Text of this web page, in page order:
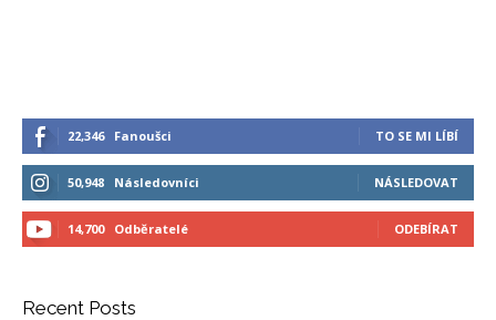
22,346 Fanoušci TO SE MI LÍBÍ
50,948 Následovníci NÁSLEDOVAT
14,700 Odběratelé ODEBÍRAT
Recent Posts